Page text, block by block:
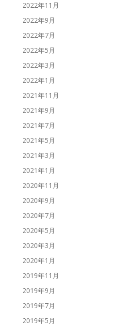
2022年11月
2022年9月
2022年7月
2022年5月
2022年3月
2022年1月
2021年11月
2021年9月
2021年7月
2021年5月
2021年3月
2021年1月
2020年11月
2020年9月
2020年7月
2020年5月
2020年3月
2020年1月
2019年11月
2019年9月
2019年7月
2019年5月